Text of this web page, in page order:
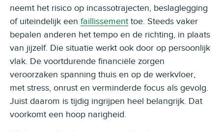
neemt het risico op incassotrajecten, beslaglegging
of uiteindelijk een faillissement toe. Steeds vaker
bepalen anderen het tempo en de richting, in plaats
van jijzelf. Die situatie werkt ook door op persoonlijk
vlak. De voortdurende financiële zorgen
veroorzaken spanning thuis en op de werkvloer,
met stress, onrust en verminderde focus als gevolg.
Juist daarom is tijdig ingrijpen heel belangrijk. Dat
voorkomt een hoop narigheid.